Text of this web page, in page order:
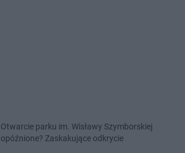
Otwarcie parku im. Wisławy Szymborskiej
opóźnione? Zaskakujące odkrycie